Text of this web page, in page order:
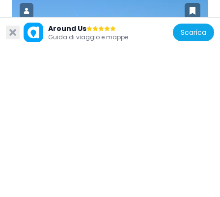
Around Us
Guida di viaggio e mappe Scarica